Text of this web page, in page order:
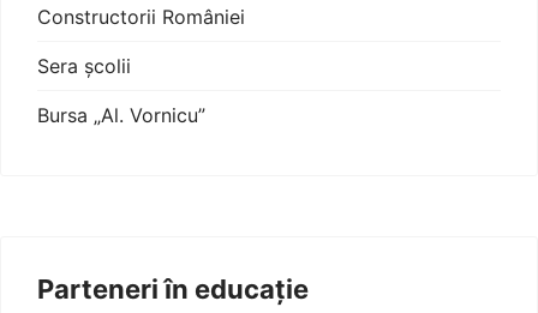
Constructorii României
Sera școlii
Bursa „Al. Vornicu”
Parteneri în educație